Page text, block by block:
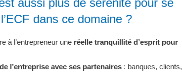
aussi plus de sérénité pour se
dans ce domaine ?
à l’entrepreneur une réelle tranquillité d’esprit pour
l’entreprise avec ses partenaires : banques, clients,